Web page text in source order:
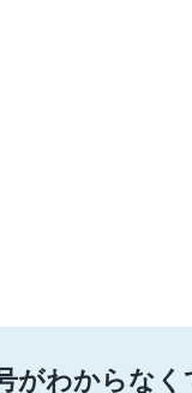
がわからなく